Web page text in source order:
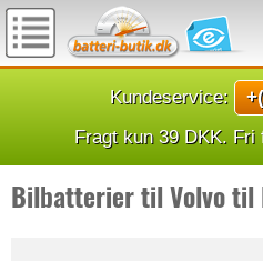
Kundeservice:
Fragt kun 39 DKK.
Bilbatterier til Volvo